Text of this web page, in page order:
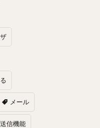
メール
信機能